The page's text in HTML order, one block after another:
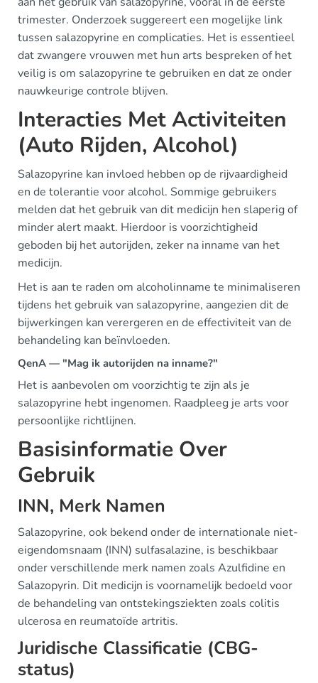
trimester. Onderzoek suggereert een mogelijke link
tussen salazopyrine en complicaties. Het is essentieel
dat zwangere vrouwen met hun arts bespreken of het
veilig is om salazopyrine te gebruiken en dat ze onder
nauwkeurige controle blijven.
Interacties Met Activiteiten
(Auto Rijden, Alcohol)
Salazopyrine kan invloed hebben op de rijvaardigheid
en de tolerantie voor alcohol. Sommige gebruikers
melden dat het gebruik van dit medicijn hen slaperig of
minder alert maakt. Hierdoor is voorzichtigheid
geboden bij het autorijden, zeker na inname van het
medicijn.
Het is aan te raden om alcoholinname te minimaliseren
tijdens het gebruik van salazopyrine, aangezien dit de
bijwerkingen kan verergeren en de effectiviteit van de
behandeling kan beïnvloeden.
QenA — "Mag ik autorijden na inname?"
Het is aanbevolen om voorzichtig te zijn als je
salazopyrine hebt ingenomen. Raadpleeg je arts voor
persoonlijke richtlijnen.
Basisinformatie Over
Gebruik
INN, Merk Namen
Salazopyrine, ook bekend onder de internationale niet-
eigendomsnaam (INN) sulfasalazine, is beschikbaar
onder verschillende merk namen zoals Azulfidine en
Salazopyrin. Dit medicijn is voornamelijk bedoeld voor
de behandeling van ontstekingsziekten zoals colitis
ulcerosa en reumatoïde artritis.
Juridische Classificatie (CBG-
status)